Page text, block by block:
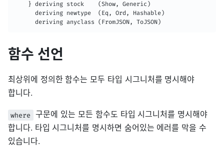
    } deriving stock    (Show, Generic)
      deriving newtype  (Eq, Ord, Hashable)
      deriving anyclass (FromJSON, ToJSON)
함수 선언
최상위에 정의한 함수는 모두 타입 시그니처를 명시해야
합니다.
where
구문에 있는 모든 함수도 타입 시그니처를 명시해야
합니다. 타입 시그니처를 명시하면 숨어있는 에러를 막을 수
있습니다.